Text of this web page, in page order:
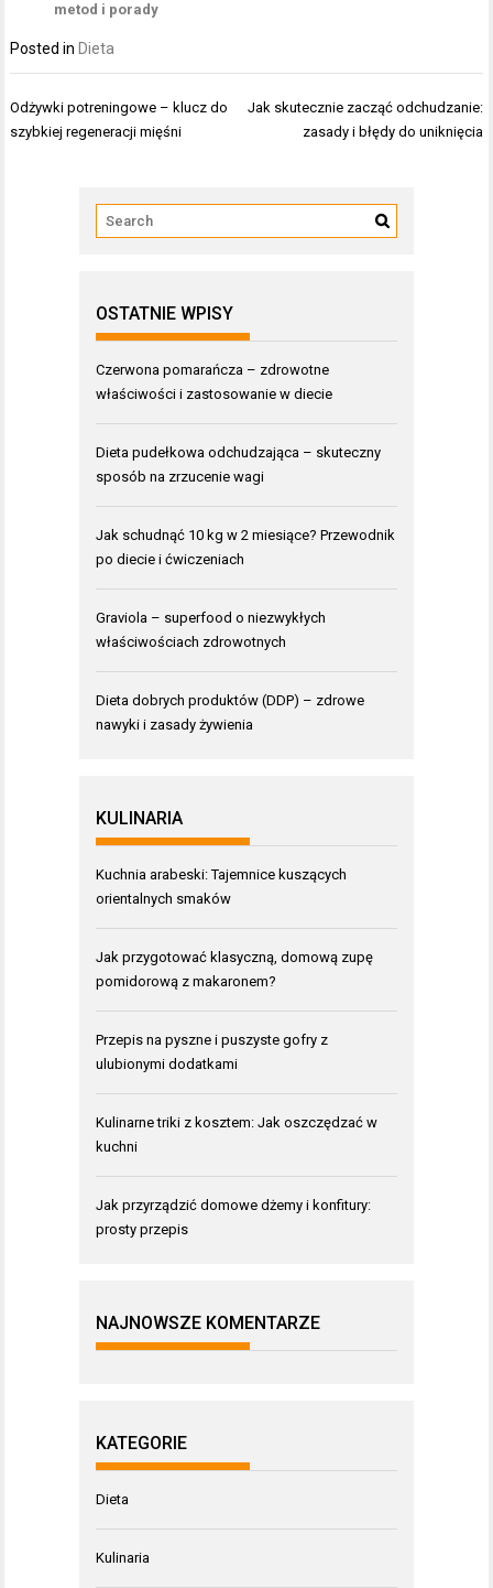
metod i porady
Posted in Dieta
Nawigacja
wpisu
Odżywki potreningowe – klucz do
szybkiej regeneracji mięśni
Jak skutecznie zacząć odchudzanie:
zasady i błędy do uniknięcia
OSTATNIE WPISY
Czerwona pomarańcza – zdrowotne
właściwości i zastosowanie w diecie
Dieta pudełkowa odchudzająca – skuteczny
sposób na zrzucenie wagi
Jak schudnąć 10 kg w 2 miesiące? Przewodnik
po diecie i ćwiczeniach
Graviola – superfood o niezwykłych
właściwościach zdrowotnych
Dieta dobrych produktów (DDP) – zdrowe
nawyki i zasady żywienia
KULINARIA
Kuchnia arabeski: Tajemnice kuszących
orientalnych smaków
Jak przygotować klasyczną, domową zupę
pomidorową z makaronem?
Przepis na pyszne i puszyste gofry z
ulubionymi dodatkami
Kulinarne triki z kosztem: Jak oszczędzać w
kuchni
Jak przyrządzić domowe dżemy i konfitury:
prosty przepis
NAJNOWSZE KOMENTARZE
KATEGORIE
Dieta
Kulinaria